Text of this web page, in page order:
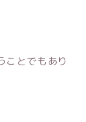
ことでもあり